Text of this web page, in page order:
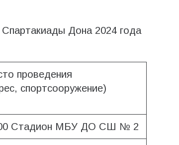
Спартакиады Дона 2024 года
проведения
спортсооружение)
Стадион МБУ ДО СШ № 2